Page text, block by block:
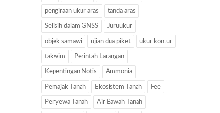
pengiraan ukur aras tanda aras
Selisih dalam GNSS Juruukur
objek samawi ujian dua piket ukur kontur
takwim Perintah Larangan
Kepentingan Notis Ammonia
Pemajak Tanah Ekosistem Tanah Fee
Penyewa Tanah Air Bawah Tanah